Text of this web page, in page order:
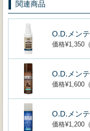
関連商品
O.D.メン
価格¥1,350
O.D.メン
価格¥1,600
O.D.メン
価格¥1,200